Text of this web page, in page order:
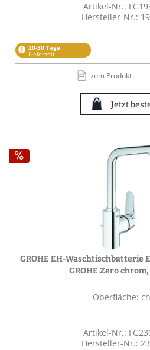
Artikel-Nr.:
Hersteller-Nr.:
20-30 Tage
Lieferzeit
zum Produkt
Jetzt
GROHE EH-Waschtischbatterie
GROHE Zero
Oberfläche:
Artikel-Nr.:
Hersteller-Nr.: